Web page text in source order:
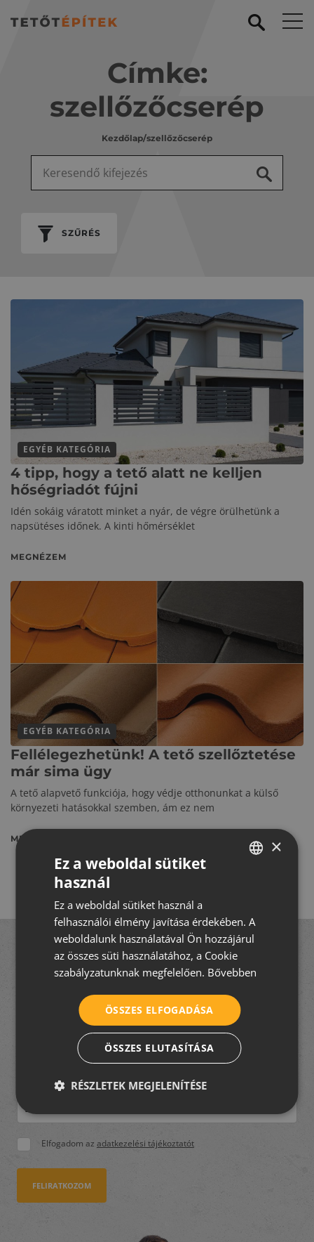
Címke:
szellőzőcserép
Kezdőlap/szellőzőcserép
SZŰRÉS
EGYÉB KATEGÓRIA
4 tipp, hogy a tető alatt ne kelljen
hőségriadót fújni
Idén sokáig váratott minket a nyár, de végre örülhetünk a
napsütéses időnek. A kinti hőmérséklet
MEGNÉZEM
EGYÉB KATEGÓRIA
Fellélegezhetünk! A tető szellőztetése
már sima ügy
A tető alapvető funkciója, hogy védje otthonunkat a külső
környezeti hatásokkal szemben, ám ez nem
MEGNÉZEM
Felújít, építkezik, de nem
tudja hogyan fogjon
hozzá?
A TetőtÉpítek csapata segít eligazodni a tetőfedés
rejtelmeiben! Iratkozzon fel
5 részes tudástárunkra
Elfogadom az adatkezelési tájékoztatót
FELIRATKOZOM
ROMANIAN
SERBIAN
×
Ez a weboldal sütiket
használ
Ez a weboldal sütiket használ a
felhasználói élmény javítása érdekében. A
weboldalunk használatával Ön hozzájárul
az összes süti használatához, a Cookie
szabályzatunknak megfelelően. Bővebben
ÖSSZES ELFOGADÁSA
ÖSSZES ELUTASÍTÁSA
RÉSZLETEK MEGJELENÍTÉSE